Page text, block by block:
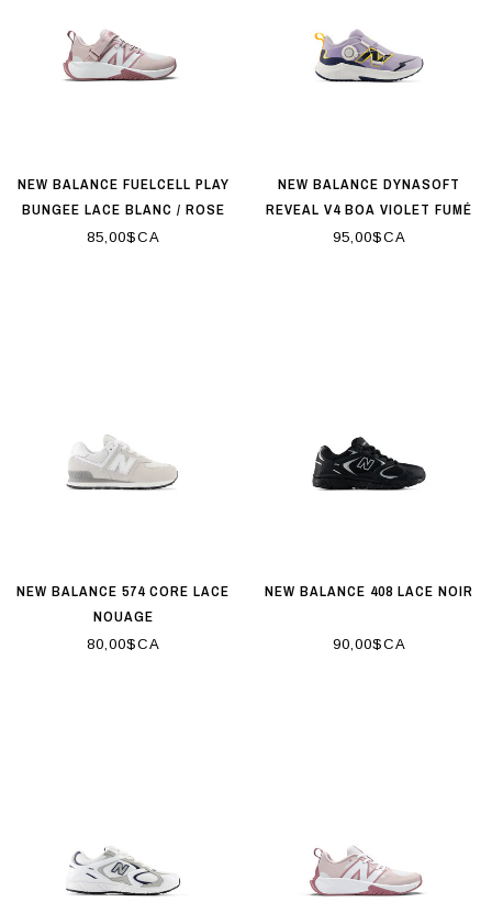
NEW BALANCE FUELCELL PLAY
BUNGEE LACE BLANC / ROSE
85,00$CA
NEW BALANCE DYNASOFT
REVEAL V4 BOA VIOLET FUMÉ
95,00$CA
NEW BALANCE 574 CORE LACE
NOUAGE
80,00$CA
NEW BALANCE 408 LACE NOIR
90,00$CA